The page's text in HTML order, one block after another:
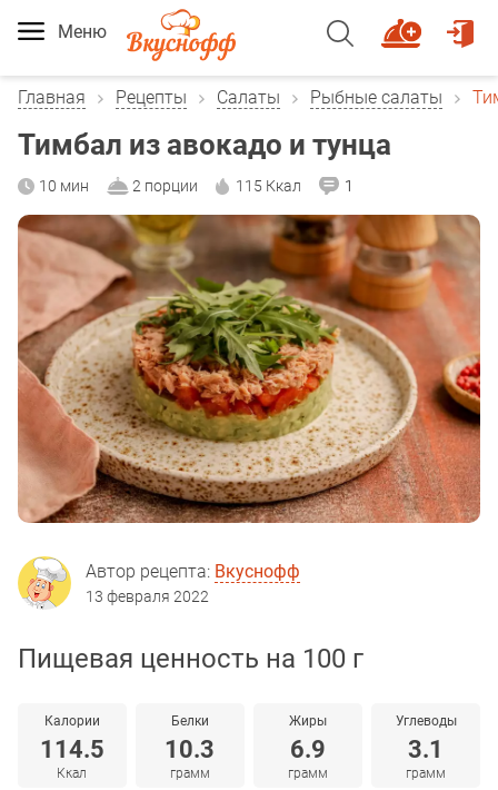
Меню
Главная Рецепты Салаты Рыбные салаты
Тимбал из авокадо и тунца
10 мин 2 порции 115 Ккал 1
Автор рецепта: Вкуснофф
13 февраля 2022
Пищевая ценность на 100 г
Калории
114.5
Ккал
Белки
10.3
грамм
Жиры
6.9
грамм
Углеводы
3.1
грамм